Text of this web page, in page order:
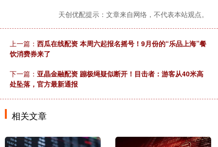
天创优配提示：文章来自网络，不代表本站观点。
上一篇： 西瓜在线配资 本周六起报名摇号！9月份的“乐品上海”餐
饮消费券来了
下一篇： 亚晶金融配资 蹦极绳疑似断开！目击者：游客从40米高
处坠落，官方最新通报
相关文章